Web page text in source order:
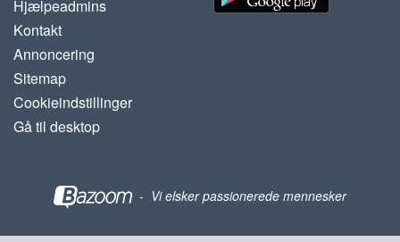
Hjælpeadmins
Kontakt
Annoncering
Sitemap
Cookieindstillinger
Gå til desktop
- Vi elsker passionerede mennesker